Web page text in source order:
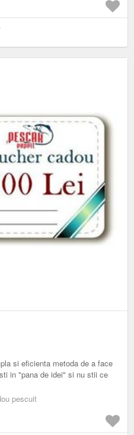
si eficienta metoda de a face
in "pana de idei" si nu stii ce
pescuit